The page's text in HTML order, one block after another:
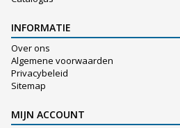
INFORMATIE
Over ons
Algemene voorwaarden
Privacybeleid
Sitemap
MIJN ACCOUNT